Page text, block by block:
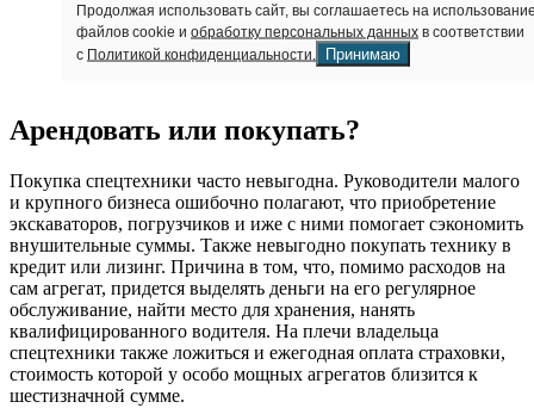
Арендовать или покупать?
Покупка спецтехники часто невыгодна. Руководители малого
и крупного бизнеса ошибочно полагают, что приобретение
экскаваторов, погрузчиков и иже с ними помогает сэкономить
внушительные суммы. Также невыгодно покупать технику в
кредит или лизинг. Причина в том, что, помимо расходов на
сам агрегат, придется выделять деньги на его регулярное
обслуживание, найти место для хранения, нанять
квалифицированного водителя. На плечи владельца
спецтехники также ложиться и ежегодная оплата страховки,
стоимость которой у особо мощных агрегатов близится к
шестизначной сумме.
Продолжая использовать сайт, вы соглашаетесь на
файлов cookie и обработку персональных данных в соответствии
с Политикой конфиденциальности. Принимаю